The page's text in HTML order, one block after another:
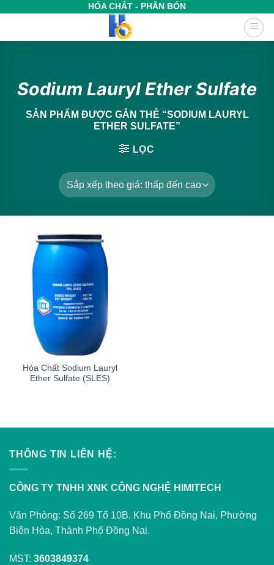
HÓA CHẤT - PHÂN BÓN
Sodium Lauryl Ether Sulfate
SẢN PHẨM ĐƯỢC GẮN THẺ “SODIUM LAURYL
ETHER SULFATE”
LỌC
Hóa Chất Sodium Lauryl
Ether Sulfate (SLES)
THÔNG TIN LIÊN HỆ:
CÔNG TY TNHH XNK CÔNG NGHỆ HIMITECH
Văn Phòng: Số 269 Tổ 10B, Khu Phố Đồng Nai, Phường
Biên Hòa, Thành Phố Đồng Nai.
MST: 3603849374